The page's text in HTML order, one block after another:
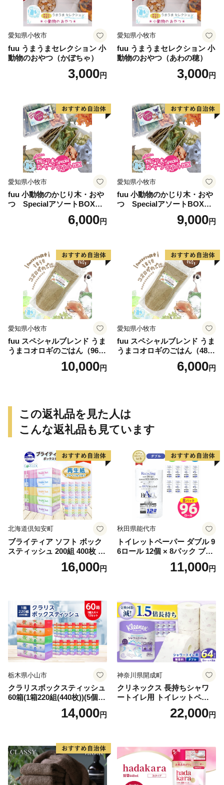
愛知県小牧市
fuu うまうまセレクション 小
動物のおやつ（かぼちゃ）
3,000円
愛知県小牧市
fuu うまうまセレクション 小
動物のおやつ（あわの穂）
3,000円
愛知県小牧市
fuu 小動物のかじり木・おや
つ SpecialアソートBOX（1
6,000円
愛知県小牧市
fuu 小動物のかじり木・おや
つ SpecialアソートBOX（2
9,000円
愛知県小牧市
fuu スペシャルブレンド うま
うまコオロギのごはん（960
10,000円
愛知県小牧市
fuu スペシャルブレンド うま
うまコオロギのごはん（480
6,000円
この返礼品を見た人は
こんな返礼品も見ています
北海道倶知安町
ブライティア ソフト ボック
スティッシュ 200組 400枚 60
箱 日本製 まとめ買い ティッ
シュ リサイクル 長持 防災 常
倶知安町 日用品
16,000円
秋田県能代市
トイレットペーパー ダブル 9
6ロール 12個 × 8パック ブラ
ンカ 再生紙 100％ 芯あり 日
用品 消耗品 無香料 生活用品
11,000円
栃木県小山市
クラリスボックスティッシュ
60箱(1箱220組(440枚))(5個入
り×12セット)【1256759】
14,000円
神奈川県開成町
クリネックス 長持ちシャワ
ートイレ用 トイレットペー
パー（ダブル）64ロール(8ロ
ール×8パック) 開成町 トイレ
蓄 防災 エコ 消耗品 生活雑貨
生活用品 無香料 トイレット
ペーパー ダブル といれっと
ぺーぱー トイレ クレシア ト
イレットペーパー [BDBH002
22,000円